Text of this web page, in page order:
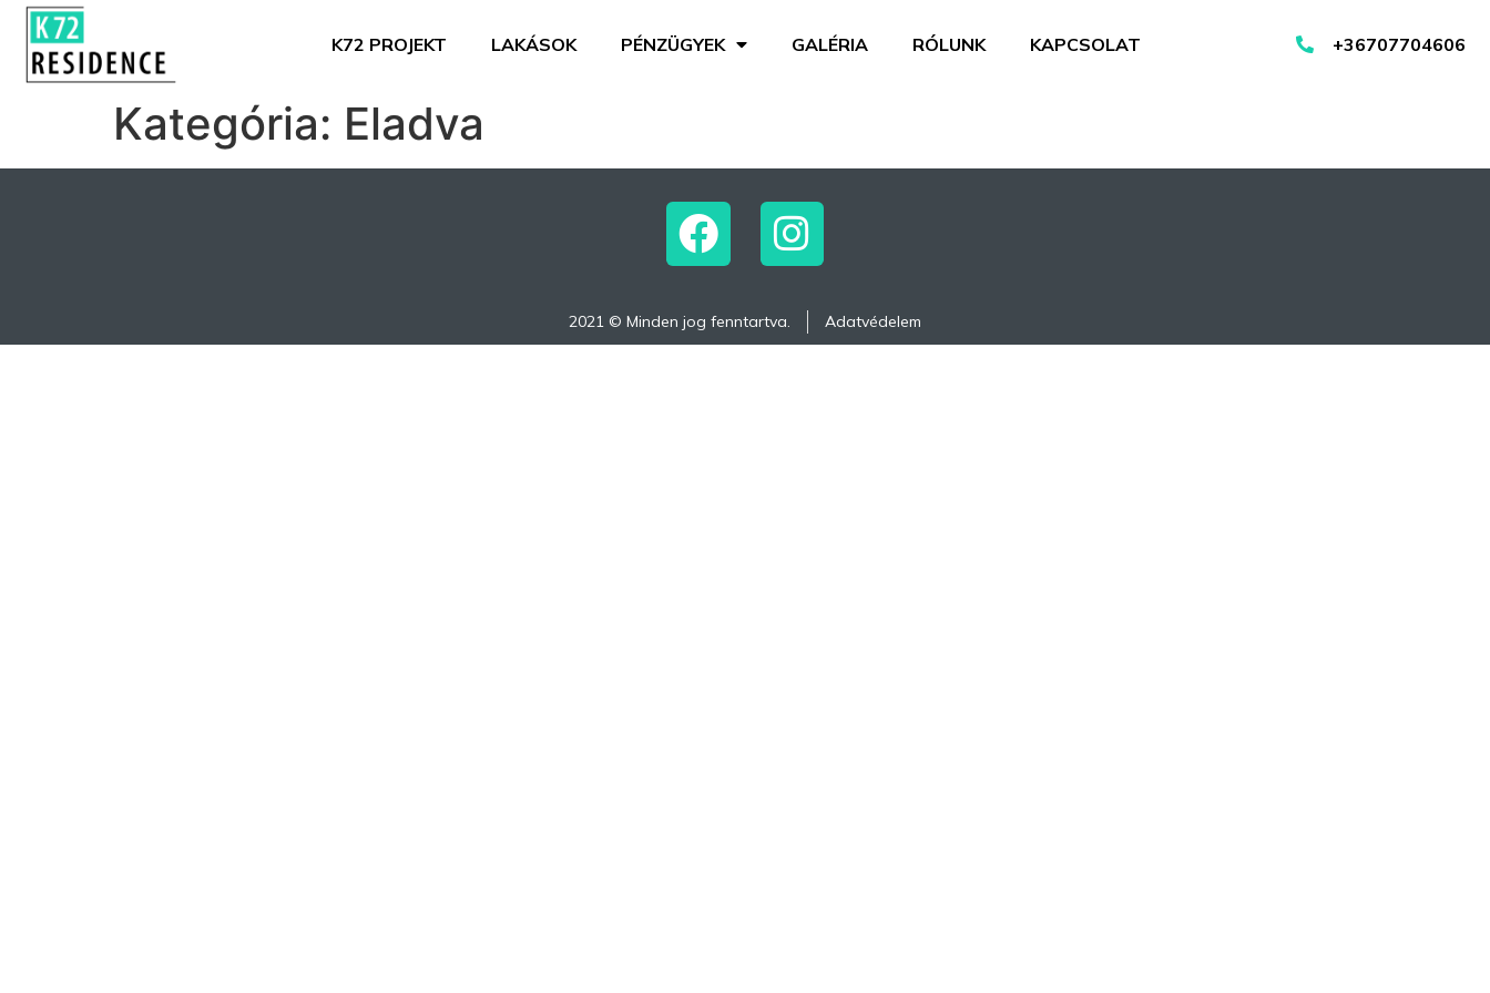
K72 PROJEKT LAKÁSOK PÉNZÜGYEK GALÉRIA RÓLUNK KAPCSOLAT +36707704606
Kategória: Eladva
2021 © Minden jog fenntartva. Adatvédelem